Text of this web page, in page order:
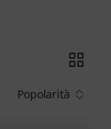
Popolarità